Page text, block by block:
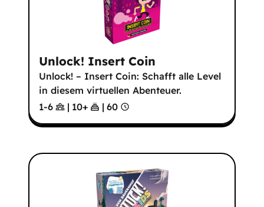
Unlock! Insert Coin
Unlock! – Insert Coin: Schafft alle Level
in diesem virtuellen Abenteuer.
1-6
| 10+ | 60